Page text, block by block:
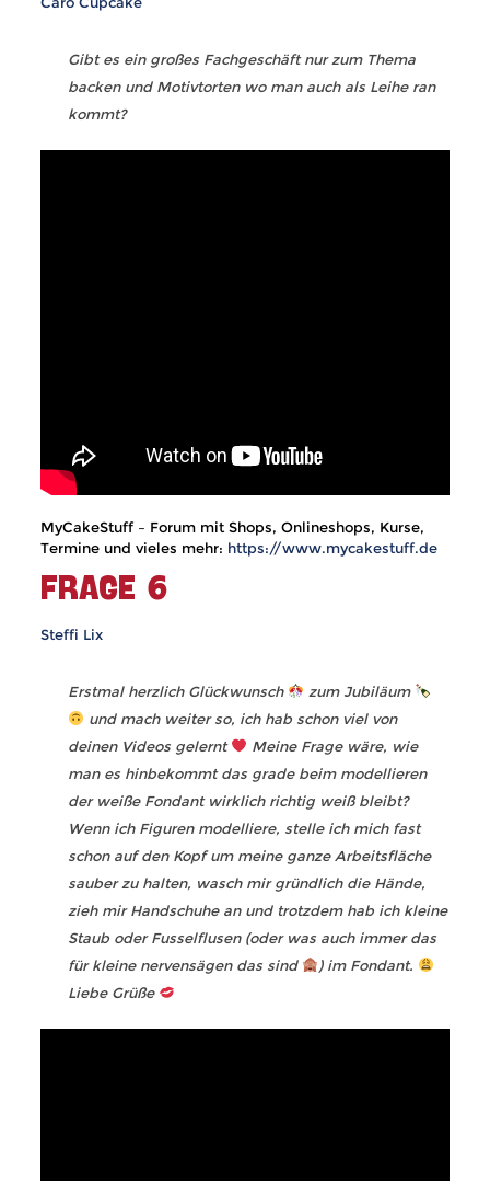
Gibt es ein großes Fachgeschäft nur zum Thema
backen und Motivtorten wo man auch als Leihe ran
kommt?
MyCakeStuff – Forum mit Shops, Onlineshops, Kurse,
Termine und vieles mehr: https://www.mycakestuff.de
FRAGE 6
Steffi Lix
Erstmal herzlich Glückwunsch
zum Jubiläum
und mach weiter so, ich hab schon viel von
deinen Videos gelernt
Meine Frage wäre, wie
man es hinbekommt das grade beim modellieren
der weiße Fondant wirklich richtig weiß bleibt?
Wenn ich Figuren modelliere, stelle ich mich fast
schon auf den Kopf um meine ganze Arbeitsfläche
sauber zu halten, wasch mir gründlich die Hände,
zieh mir Handschuhe an und trotzdem hab ich kleine
Staub oder Fusselflusen (oder was auch immer das
für kleine nervensägen das sind
) im Fondant.
Liebe Grüße